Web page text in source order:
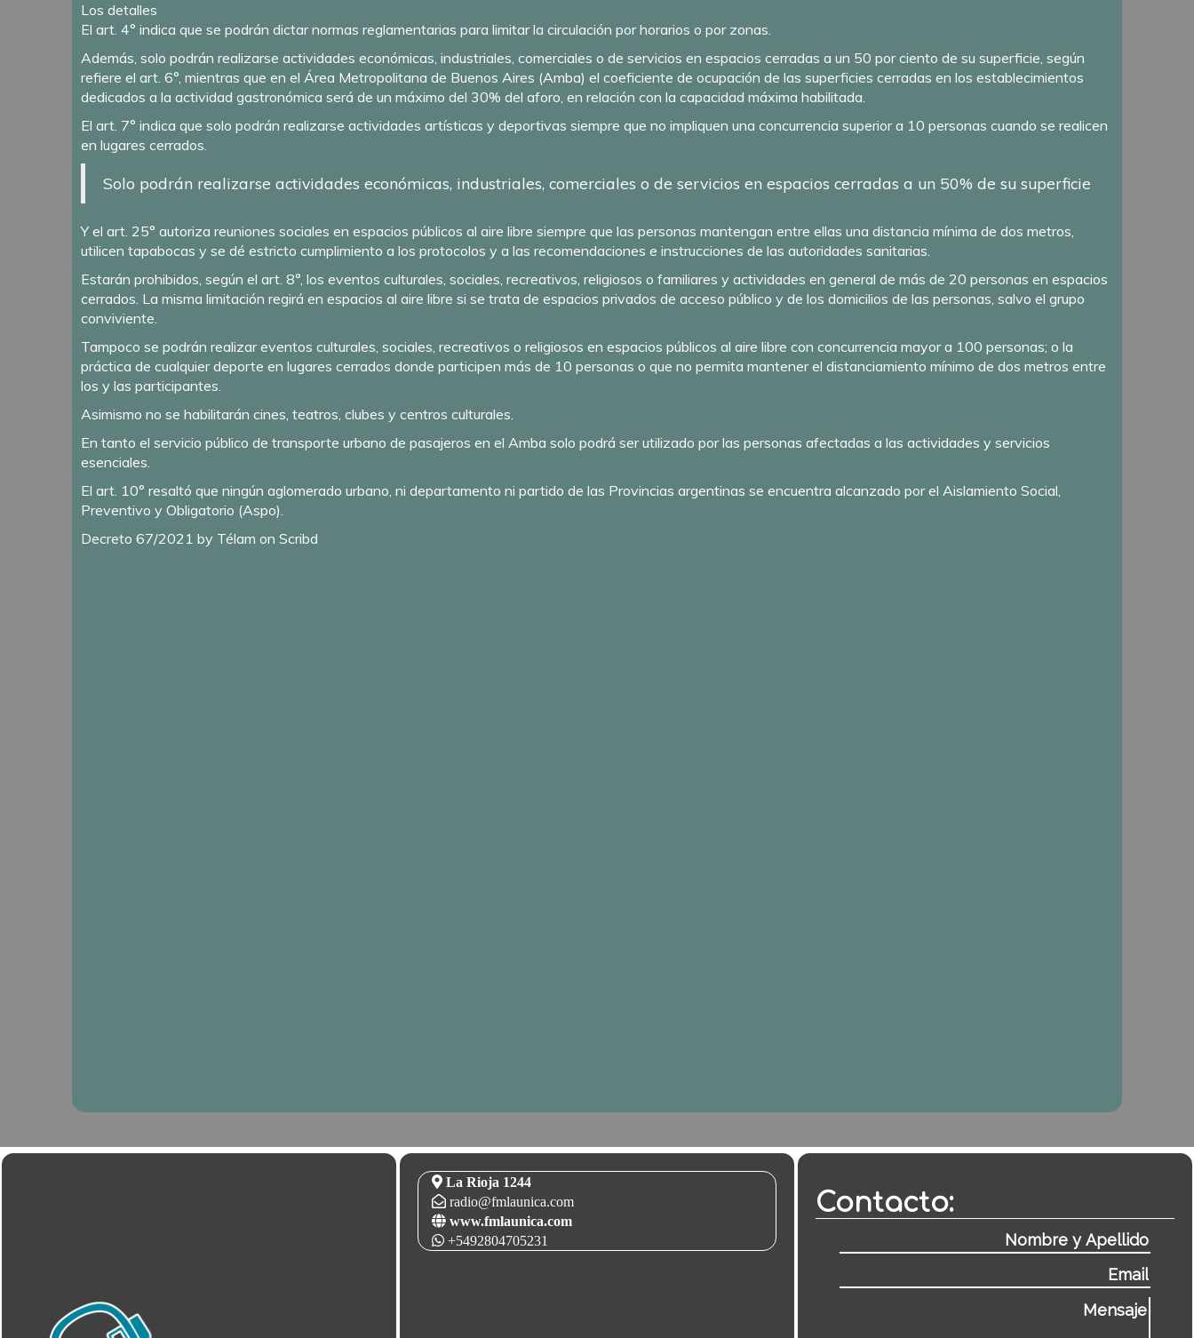
Los detalles
El art. 4° indica que se podrán dictar normas reglamentarias para limitar la circulación por horarios o por zonas.
Además, solo podrán realizarse actividades económicas, industriales, comerciales o de servicios en espacios cerradas a un 50 por ciento de su superficie, según
refiere el art. 6°, mientras que en el Área Metropolitana de Buenos Aires (Amba) el coeficiente de ocupación de las superficies cerradas en los establecimientos
dedicados a la actividad gastronómica será de un máximo del 30% del aforo, en relación con la capacidad máxima habilitada.
El art. 7° indica que solo podrán realizarse actividades artísticas y deportivas siempre que no impliquen una concurrencia superior a 10 personas cuando se realicen
en lugares cerrados.
Solo podrán realizarse actividades económicas, industriales, comerciales o de servicios en espacios cerradas a un 50% de su superficie
Y el art. 25° autoriza reuniones sociales en espacios públicos al aire libre siempre que las personas mantengan entre ellas una distancia mínima de dos metros,
utilicen tapabocas y se dé estricto cumplimiento a los protocolos y a las recomendaciones e instrucciones de las autoridades sanitarias.
Estarán prohibidos, según el art. 8°, los eventos culturales, sociales, recreativos, religiosos o familiares y actividades en general de más de 20 personas en espacios
cerrados. La misma limitación regirá en espacios al aire libre si se trata de espacios privados de acceso público y de los domicilios de las personas, salvo el grupo
conviviente.
Tampoco se podrán realizar eventos culturales, sociales, recreativos o religiosos en espacios públicos al aire libre con concurrencia mayor a 100 personas; o la
práctica de cualquier deporte en lugares cerrados donde participen más de 10 personas o que no permita mantener el distanciamiento mínimo de dos metros entre
los y las participantes.
Asimismo no se habilitarán cines, teatros, clubes y centros culturales.
En tanto el servicio público de transporte urbano de pasajeros en el Amba solo podrá ser utilizado por las personas afectadas a las actividades y servicios
esenciales.
El art. 10° resaltó que ningún aglomerado urbano, ni departamento ni partido de las Provincias argentinas se encuentra alcanzado por el Aislamiento Social,
Preventivo y Obligatorio (Aspo).
Decreto 67/2021 by Télam on Scribd
La Rioja 1244
radio@fmlaunica.com
www.fmlaunica.com
+5492804705231
Contacto: